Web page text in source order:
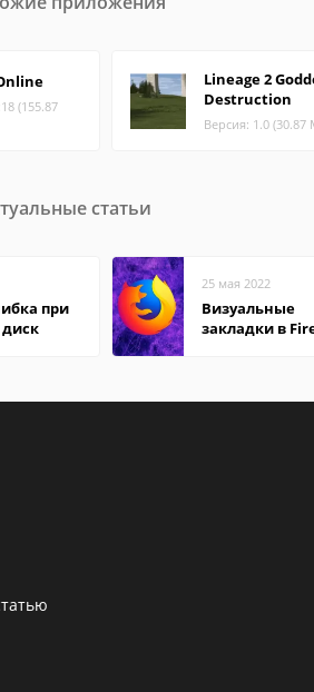
(155.87
Lineage 2
Destruction
Версия: 1.0 (30.87
статьи
при
25 мая 2022
Визуальные
закладки в